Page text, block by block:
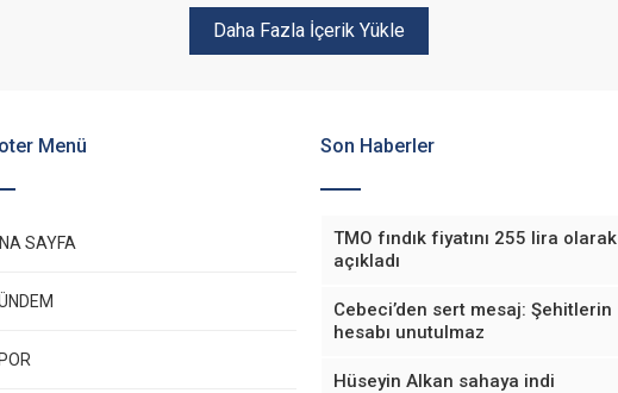
Daha Fazla İçerik Yükle
Menü
SAYFA
Son Haberler
TMO fındık fiyatını 255 lira olarak
açıkladı
Cebeci’den sert mesaj: Şehitlerin
hesabı unutulmaz
Hüseyin Alkan sahaya indi